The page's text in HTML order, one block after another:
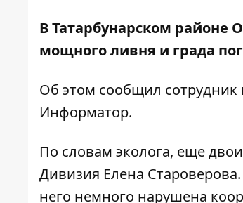
В Татарбунарском районе
мощного ливня и града
Об этом сообщил
Информатор.
По словам эколога, еще
Дивизия Елена
него немного нарушена